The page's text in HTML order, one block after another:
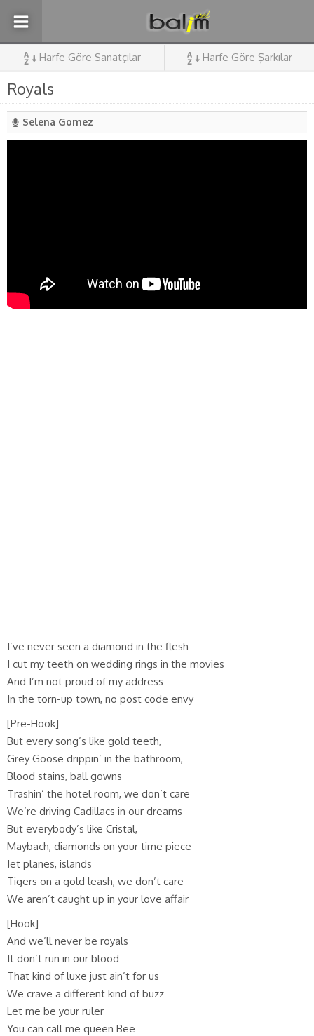
Harfe Göre Sanatçılar Harfe Göre Şarkılar
Royals
Selena Gomez
I’ve never seen a diamond in the flesh
I cut my teeth on wedding rings in the movies
And I’m not proud of my address
In the torn-up town, no post code envy
[Pre-Hook]
But every song’s like gold teeth,
Grey Goose drippin’ in the bathroom,
Blood stains, ball gowns
Trashin’ the hotel room, we don’t care
We’re driving Cadillacs in our dreams
But everybody’s like Cristal,
Maybach, diamonds on your time piece
Jet planes, islands
Tigers on a gold leash, we don’t care
We aren’t caught up in your love affair
[Hook]
And we’ll never be royals
It don’t run in our blood
That kind of luxe just ain’t for us
We crave a different kind of buzz
Let me be your ruler
You can call me queen Bee